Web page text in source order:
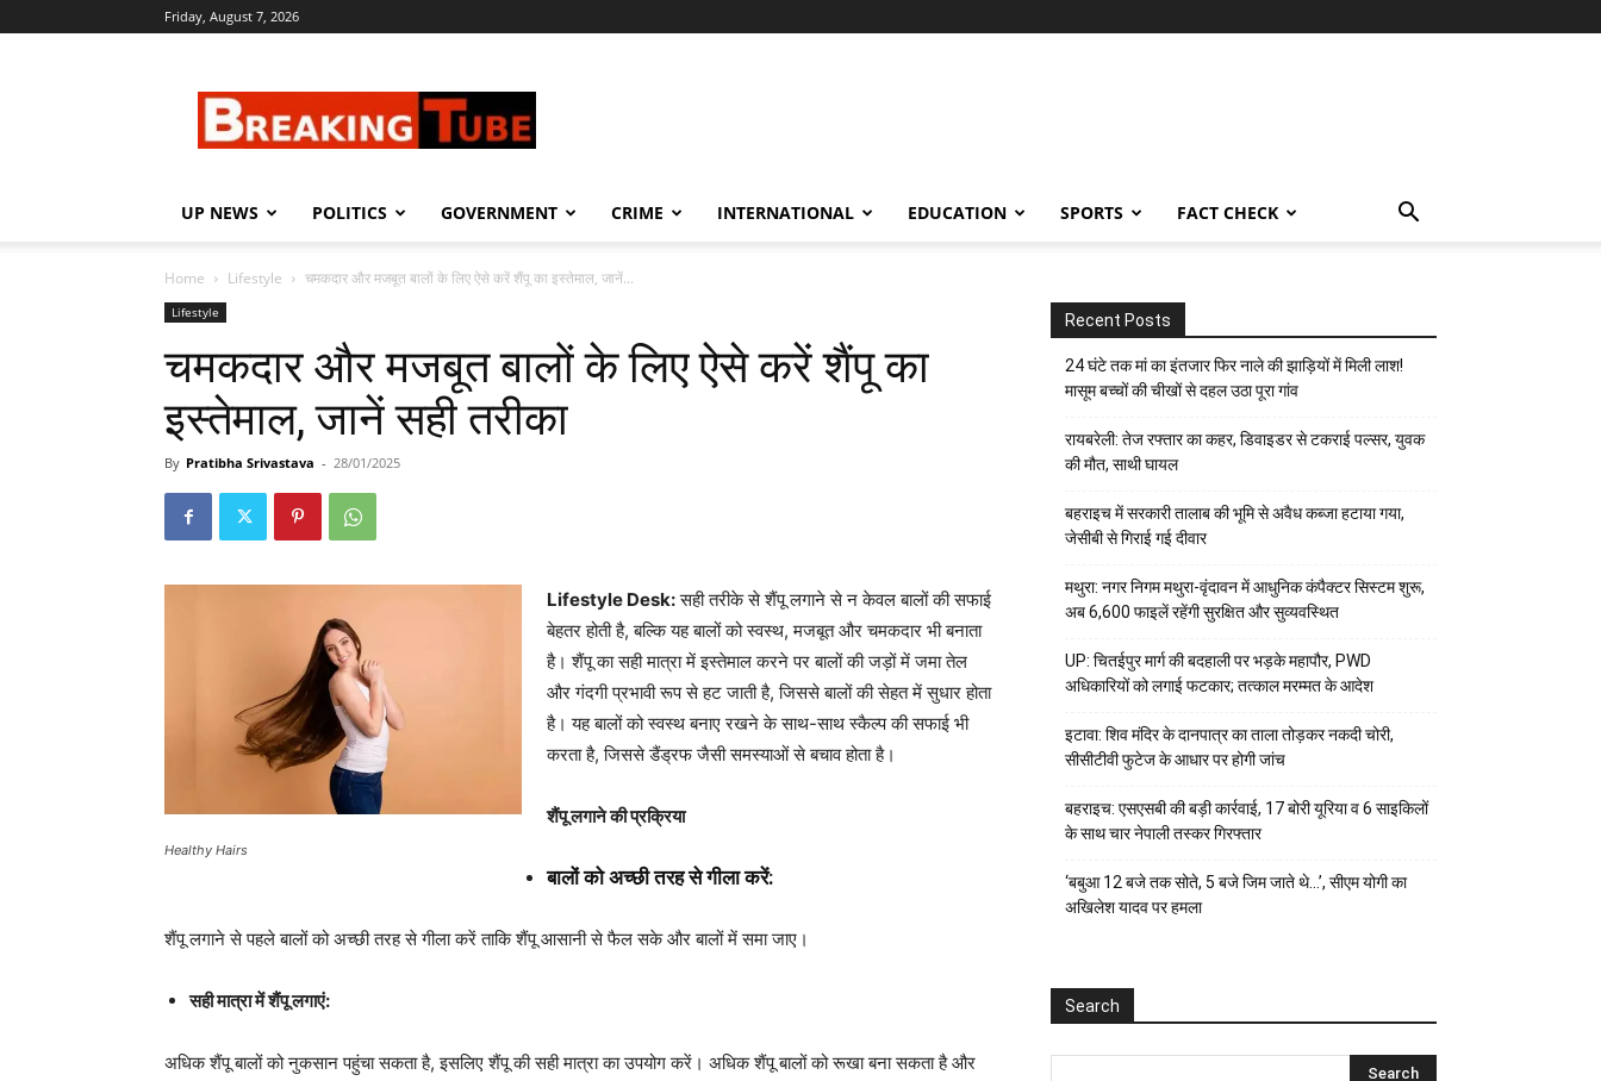
Friday, August 7, 2026
UP NEWS POLITICS GOVERNMENT CRIME INTERNATIONAL EDUCATION SPORTS FACT CHECK
Home Lifestyle चमकदार और मजबूत बालों के लिए ऐसे करें शैंपू का इस्तेमाल, जानें...
Lifestyle
चमकदार और मजबूत बालों के लिए ऐसे करें शैंपू का
इस्तेमाल, जानें सही तरीका
By Pratibha Srivastava - 28/01/2025
Healthy Hairs
Lifestyle Desk:सही तरीके से शैंपू लगाने से न केवल बालों की सफाई
बेहतर होती है, बल्कि यह बालों को स्वस्थ, मजबूत और चमकदार भी बनाता
है। शैंपू का सही मात्रा में इस्तेमाल करने पर बालों की जड़ों में जमा तेल
और गंदगी प्रभावी रूप से हट जाती है, जिससे बालों की सेहत में सुधार होता
है। यह बालों को स्वस्थ बनाए रखने के साथ-साथ स्कैल्प की सफाई भी
करता है, जिससे डैंड्रफ जैसी समस्याओं से बचाव होता है।
शैंपू लगाने की प्रक्रिया
बालों को अच्छी तरह से गीला करें:
शैंपू लगाने से पहले बालों को अच्छी तरह से गीला करें ताकि शैंपू आसानी से फैल सके और बालों में समा जाए।
सही मात्रा में शैंपू लगाएं:
अधिक शैंपू बालों को नुकसान पहुंचा सकता है, इसलिए शैंपू की सही मात्रा का उपयोग करें। अधिक शैंपू बालों को रूखा बना सकता है और
Recent Posts
24 घंटे तक मां का इंतजार फिर नाले की झाड़ियों में मिली लाश!
मासूम बच्चों की चीखों से दहल उठा पूरा गांव
रायबरेली: तेज रफ्तार का कहर, डिवाइडर से टकराई पल्सर, युवक
की मौत, साथी घायल
बहराइच में सरकारी तालाब की भूमि से अवैध कब्जा हटाया गया,
जेसीबी से गिराई गई दीवार
मथुरा: नगर निगम मथुरा-वृंदावन में आधुनिक कंपैक्टर सिस्टम शुरू,
अब 6,600 फाइलें रहेंगी सुरक्षित और सुव्यवस्थित
UP: चितईपुर मार्ग की बदहाली पर भड़के महापौर, PWD
अधिकारियों को लगाई फटकार; तत्काल मरम्मत के आदेश
इटावा: शिव मंदिर के दानपात्र का ताला तोड़कर नकदी चोरी,
सीसीटीवी फुटेज के आधार पर होगी जांच
बहराइच: एसएसबी की बड़ी कार्रवाई, 17 बोरी यूरिया व 6 साइकिलों
के साथ चार नेपाली तस्कर गिरफ्तार
‘बबुआ 12 बजे तक सोते, 5 बजे जिम जाते थे…’, सीएम योगी का
अखिलेश यादव पर हमला
Search